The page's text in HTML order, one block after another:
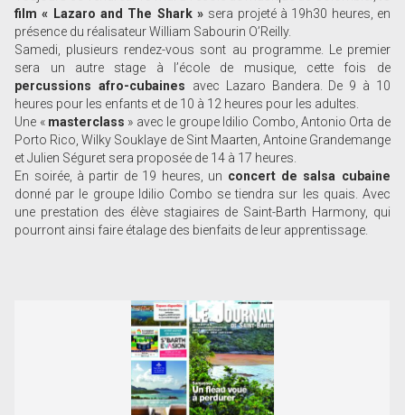
film « Lazaro and The Shark » sera projeté à 19h30 heures, en
présence du réalisateur William Sabourin O’Reilly.
Samedi, plusieurs rendez-vous sont au programme. Le premier
sera un autre stage à l’école de musique, cette fois de
percussions afro-cubaines avec Lazaro Bandera. De 9 à 10
heures pour les enfants et de 10 à 12 heures pour les adultes.
Une « masterclass » avec le groupe Idilio Combo, Antonio Orta de
Porto Rico, Wilky Souklaye de Sint Maarten, Antoine Grandemange
et Julien Séguret sera proposée de 14 à 17 heures.
En soirée, à partir de 19 heures, un concert de salsa cubaine
donné par le groupe Idilio Combo se tiendra sur les quais. Avec
une prestation des élève stagiaires de Saint-Barth Harmony, qui
pourront ainsi faire étalage des bienfaits de leur apprentissage.